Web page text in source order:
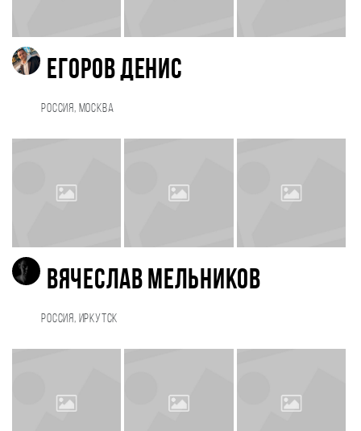
Егоров Денис
Россия, Москва
Вячеслав Мельников
Россия, Иркутск